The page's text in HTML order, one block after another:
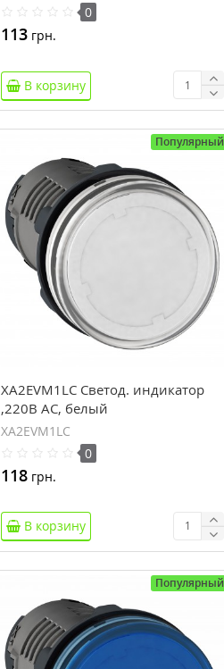
0
113грн.
В корзину
Популярный
XA2EVM1LC Светод. индикатор
,220В AC, белый
XA2EVM1LC
0
118грн.
В корзину
Популярный